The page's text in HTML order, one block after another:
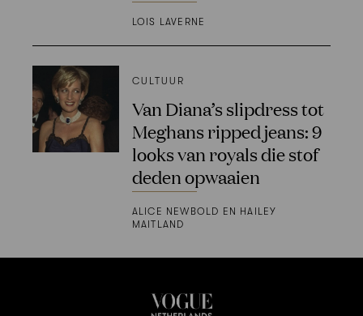
LOIS LAVERNE
CULTUUR
Van Diana’s slipdress tot
Meghans ripped jeans: 9
looks van royals die stof
deden opwaaien
ALICE NEWBOLD EN HAILEY
MAITLAND